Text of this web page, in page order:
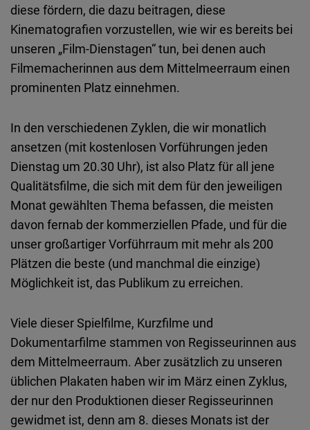
diese fördern, die dazu beitragen, diese
Kinematografien vorzustellen, wie wir es bereits bei
unseren „Film-Dienstagen“ tun, bei denen auch
Filmemacherinnen aus dem Mittelmeerraum einen
prominenten Platz einnehmen.
In den verschiedenen Zyklen, die wir monatlich
ansetzen (mit kostenlosen Vorführungen jeden
Dienstag um 20.30 Uhr), ist also Platz für all jene
Qualitätsfilme, die sich mit dem für den jeweiligen
Monat gewählten Thema befassen, die meisten
davon fernab der kommerziellen Pfade, und für die
unser großartiger Vorführraum mit mehr als 200
Plätzen die beste (und manchmal die einzige)
Möglichkeit ist, das Publikum zu erreichen.
Viele dieser Spielfilme, Kurzfilme und
Dokumentarfilme stammen von Regisseurinnen aus
dem Mittelmeerraum. Aber zusätzlich zu unseren
üblichen Plakaten haben wir im März einen Zyklus,
der nur den Produktionen dieser Regisseurinnen
gewidmet ist, denn am 8. dieses Monats ist der